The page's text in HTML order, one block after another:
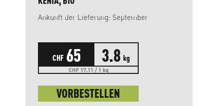
Ankunft der Lieferung: September
CHF 65 3.8 kg
CHF 17.11 / 1 kg
VORBESTELLEN